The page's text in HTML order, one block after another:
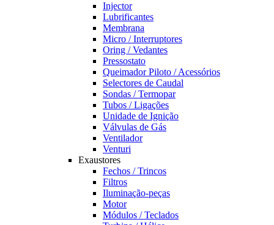
Injector
Lubrificantes
Membrana
Micro / Interruptores
Oring / Vedantes
Pressostato
Queimador Piloto / Acessórios
Selectores de Caudal
Sondas / Termopar
Tubos / Ligações
Unidade de Ignição
Válvulas de Gás
Ventilador
Venturi
Exaustores
Fechos / Trincos
Filtros
Iluminação-peças
Motor
Módulos / Teclados